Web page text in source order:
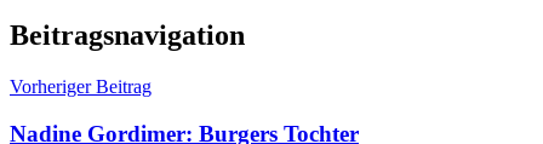
Beitragsnavigation
Vorheriger Beitrag
Nadine Gordimer: Burgers Tochter